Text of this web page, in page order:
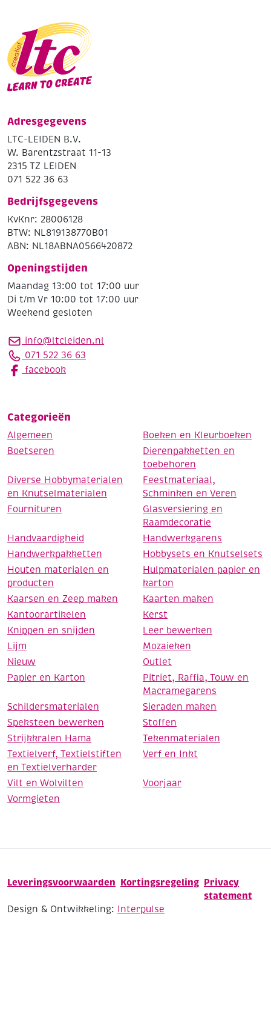
Adresgegevens
LTC-LEIDEN B.V.
W. Barentzstraat 11-13
2315 TZ LEIDEN
071 522 36 63
Bedrijfsgegevens
KvKnr: 28006128
BTW: NL819138770B01
ABN: NL18ABNA0566420872
Openingstijden
Maandag 13:00 tot 17:00 uur
Di t/m Vr 10:00 tot 17:00 uur
Weekend gesloten
info@ltcleiden.nl
071 522 36 63
facebook
Categorieën
Algemeen
Boeken en Kleurboeken
Boetseren
Dierenpakketten en
toebehoren
Diverse Hobbymaterialen
en Knutselmaterialen
Feestmateriaal,
Schminken en Veren
Fournituren
Glasversiering en
Raamdecoratie
Handvaardigheid
Handwerkgarens
Handwerkpakketten
Hobbysets en Knutselsets
Houten materialen en
producten
Hulpmaterialen papier en
karton
Kaarsen en Zeep maken
Kaarten maken
Kantoorartikelen
Kerst
Knippen en snijden
Leer bewerken
Lijm
Mozaieken
Nieuw
Outlet
Papier en Karton
Pitriet, Raffia, Touw en
Macramegarens
Schildersmaterialen
Sieraden maken
Speksteen bewerken
Stoffen
Strijkkralen Hama
Tekenmaterialen
Textielverf, Textielstiften
en Textielverharder
Verf en Inkt
Vilt en Wolvilten
Voorjaar
Vormgieten
Leveringsvoorwaarden Kortingsregeling Privacy
statement
Design & Ontwikkeling: Interpulse